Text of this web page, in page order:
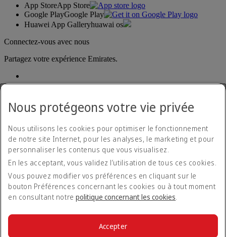
App StoreApp Store
Google PlayGoogle Play
Huawei App Galleryhuawai os
Connectez-vous avec nous
Partagez votre expérience Emirates.
Déclaration d'accessibilité
Politique de confidentialité
Conditions générales
Politique en matière de cookies
Cyber-sécurité
Déclaration de transparence vis-à-vis de la loi sur l’esclavage
Nous protégeons votre vie privée
Nous utilisons les cookies pour optimiser le fonctionnement
de notre site Internet, pour les analyses, le marketing et pour
personnaliser les contenus que vous visualisez.
En les acceptant, vous validez l’utilisation de tous ces cookies.
Vous pouvez modifier vos préférences en cliquant sur le
bouton Préférences concernant les cookies ou à tout moment
en consultant notrepolitique concernant les cookies.
Accepter